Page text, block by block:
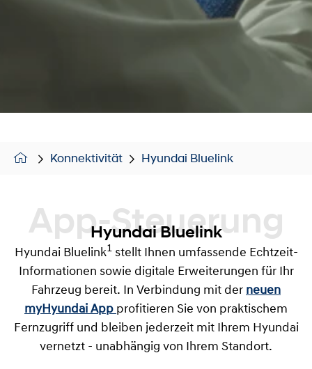
Konnektivität Hyundai Bluelink
App-Steuerung
Hyundai Bluelink
Hyundai Bluelink1 stellt Ihnen umfassende Echtzeit-
Informationen sowie digitale Erweiterungen für Ihr
Fahrzeug bereit. In Verbindung mit der neuen
myHyundai App profitieren Sie von praktischem
Fernzugriff und bleiben jederzeit mit Ihrem Hyundai
vernetzt - unabhängig von Ihrem Standort.